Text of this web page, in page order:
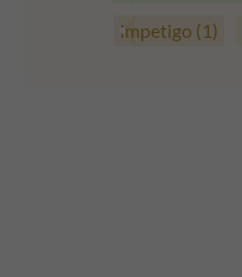
impetigo (1)